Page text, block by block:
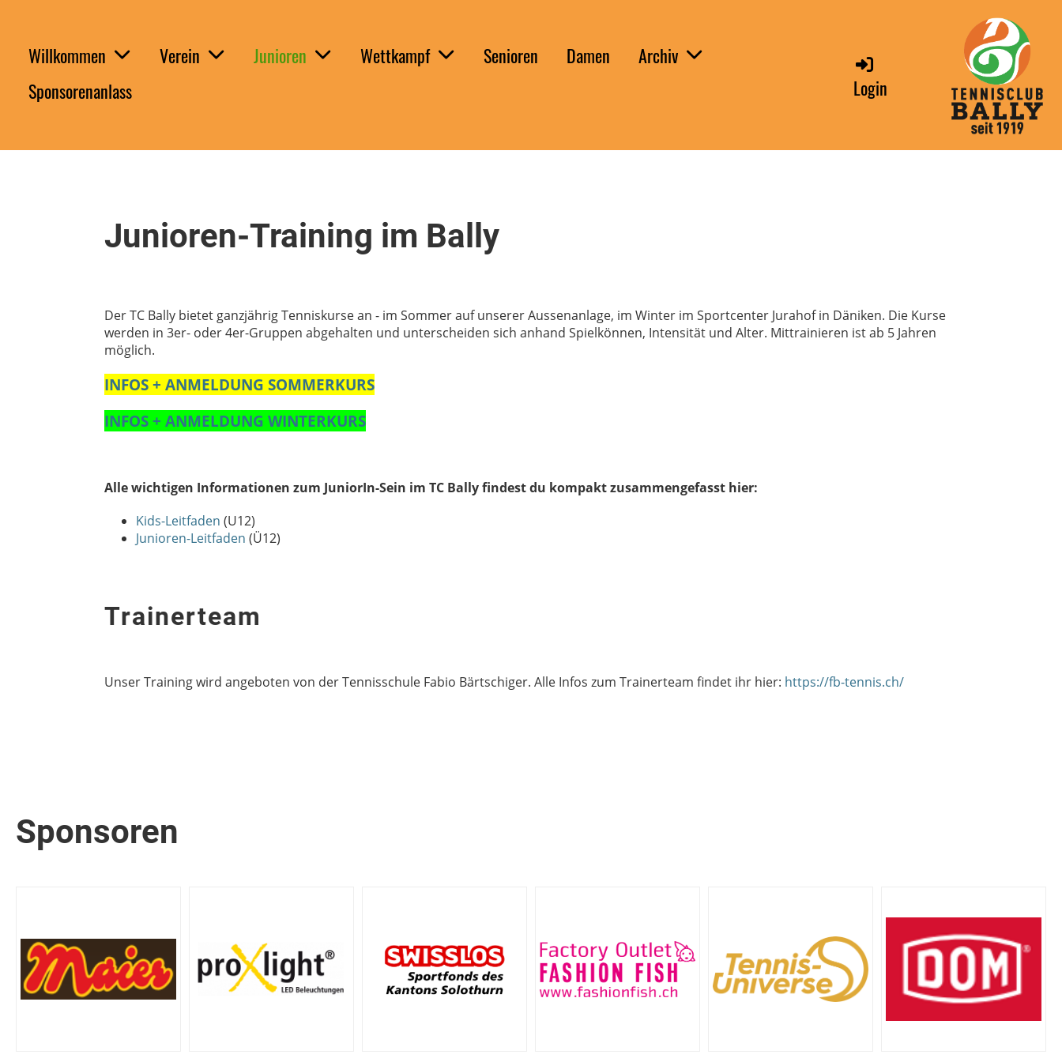
Willkommen Verein Junioren Wettkampf Senioren Damen
Archiv
Sponsorenanlass
Login
Junioren-Training im Bally
Der TC Bally bietet ganzjährig Tenniskurse an - im Sommer auf unserer Aussenanlage, im Winter im Sportcenter Jurahof in Däniken. Die Kurse
werden in 3er- oder 4er-Gruppen abgehalten und unterscheiden sich anhand Spielkönnen, Intensität und Alter. Mittrainieren ist ab 5 Jahren
möglich.
INFOS + ANMELDUNG SOMMERKURS
INFOS + ANMELDUNG WINTERKURS
Alle wichtigen Informationen zum JuniorIn-Sein im TC Bally findest du kompakt zusammengefasst hier:
Kids-Leitfaden (U12)
Junioren-Leitfaden (Ü12)
Trainerteam
Unser Training wird angeboten von der Tennisschule Fabio Bärtschiger. Alle Infos zum Trainerteam findet ihr hier: https://fb-tennis.ch/
Sponsoren